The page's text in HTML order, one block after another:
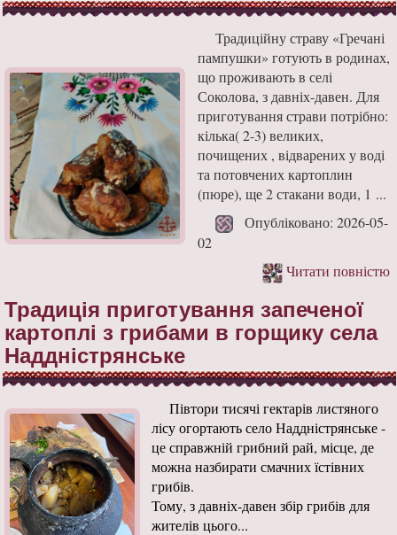
Традиційну страву «Гречані
пампушки» готують в родинах,
що проживають в селі
Соколова, з давніх-давен. Для
приготування страви потрібно:
кілька( 2-3) великих,
почищених , відварених у воді
та потовчених картоплин
(пюре), ще 2 стакани води, 1 ...
Опубліковано: 2026-05-
02
Читати повністю
Традиція приготування запеченої
картоплі з грибами в горщику села
Наддністрянське
Півтори тисячі гектарів листяного
лісу огортають село Наддністрянське -
це справжній грибний рай, місце, де
можна назбирати смачних їстівних
грибів.
Тому, з давніх-давен збір грибів для
жителів цього...